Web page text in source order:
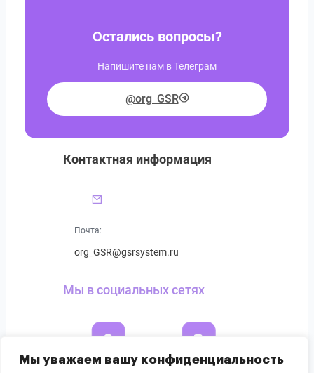
Мы уважаем вашу конфиденциальность
Остались вопросы?
Напишите нам в Телеграм
@org_GSR
Контактная информация
Почта:
org_GSR@gsrsystem.ru
Мы в социальных сетях